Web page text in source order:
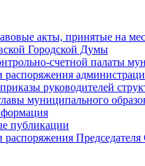
акты, принятые на
Городской Думы
счетной палаты
распоряжения
руководителей
муниципального
публикации
распоряжения